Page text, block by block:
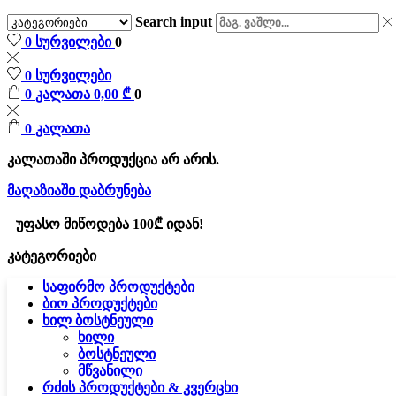
Search input
0 სურვილები0
0 სურვილები
0 კალათა 0,00 ₾ 0
0 კალათა
კალათაში პროდუქცია არ არის.
მაღაზიაში დაბრუნება
უფასო მიწოდება 100₾ იდან!
კატეგორიები
საფირმო პროდუქტები
ბიო პროდუქტები
ხილ ბოსტნეული
ხილი
ბოსტნეული
მწვანილი
რძის პროდუქტები & კვერცხი